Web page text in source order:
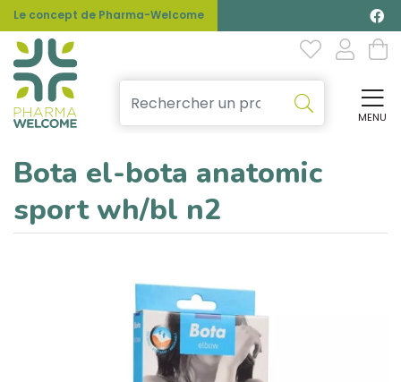
Le concept de Pharma-Welcome
MENU
Bota el-bota anatomic
sport wh/bl n2